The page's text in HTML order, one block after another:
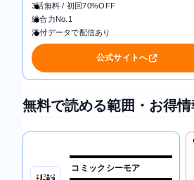
3話無料 / 初回70%OFF
総合力No.1
添付データで配信あり
公式サイトへ
無料で読める範囲・お得情
コミックシーモア